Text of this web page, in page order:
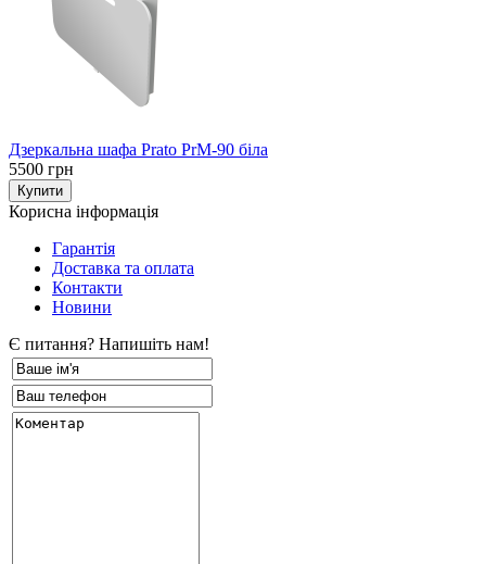
Дзеркальна шафа Prato PrM-90 біла
5500 грн
Корисна інформація
Гарантія
Доставка та оплата
Контакти
Новини
Є питання? Напишіть нам!